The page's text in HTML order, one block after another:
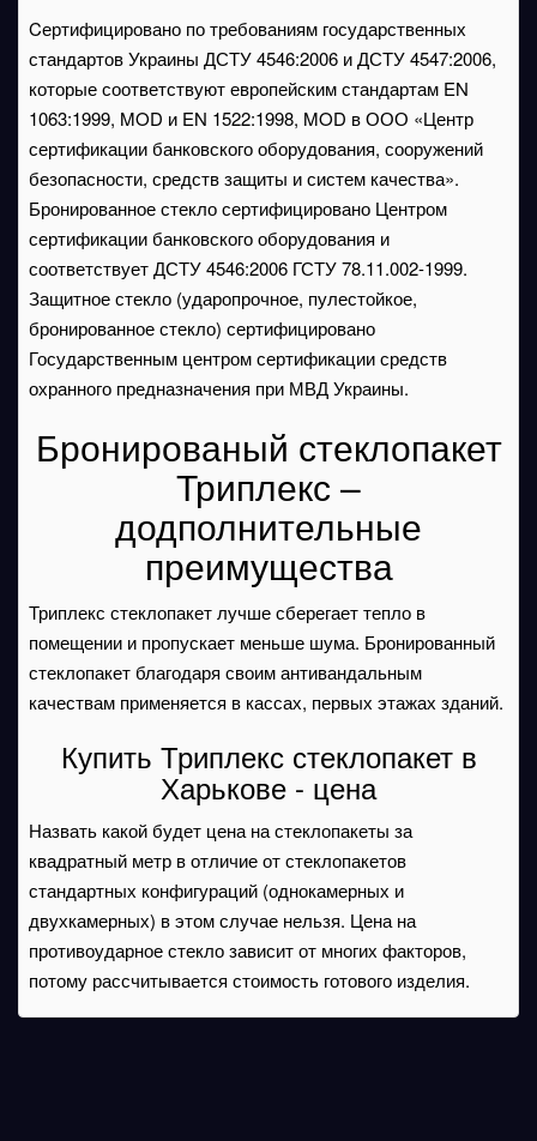
Cертифицировано по требованиям государственных
стандартов Украины ДСТУ 4546:2006 и ДСТУ 4547:2006,
которые соответствуют европейским стандартам EN
1063:1999, MOD и EN 1522:1998, MOD в ООО «Центр
сертификации банковского оборудования, сооружений
безопасности, средств защиты и систем качества».
Бронированное стекло сертифицировано Центром
сертификации банковского оборудования и
соответствует ДСТУ 4546:2006 ГСТУ 78.11.002-1999.
Защитное стекло (ударопрочное, пулестойкое,
бронированное стекло) сертифицировано
Государственным центром сертификации средств
охранного предназначения при МВД Украины.
Бронированый стеклопакет
Триплекс –
додполнительные
преимущества
Триплекс стеклопакет лучше сберегает тепло в
помещении и пропускает меньше шума. Бронированный
стеклопакет благодаря своим антивандальным
качествам применяется в кассах, первых этажах зданий.
Купить Триплекс стеклопакет в
Харькове - цена
Назвать какой будет цена на стеклопакеты за
квадратный метр в отличие от стеклопакетов
стандартных конфигураций (однокамерных и
двухкамерных) в этом случае нельзя. Цена на
противоударное стекло зависит от многих факторов,
потому рассчитывается стоимость готового изделия.